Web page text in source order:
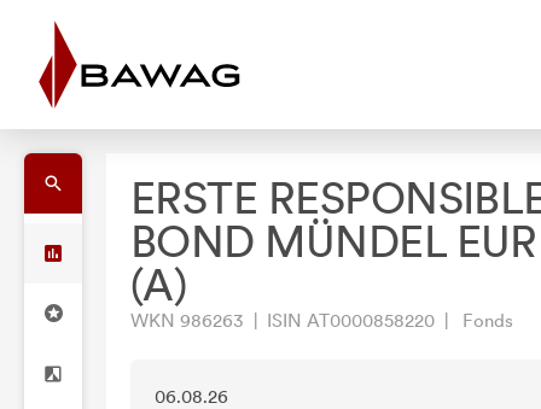
ERSTE
BOND MÜNDEL
(A)
WKN 986263 | ISIN AT0000858220 | Fonds
06.08.26